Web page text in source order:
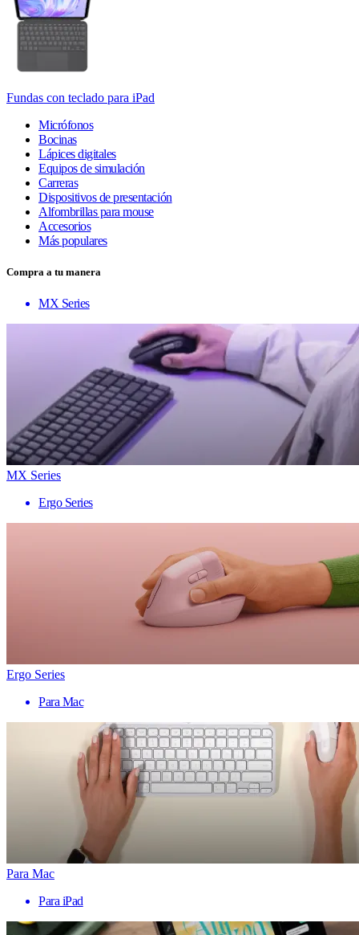
Fundas con teclado para iPad
Micrófonos
Bocinas
Lápices digitales
Equipos de simulación
Carreras
Dispositivos de presentación
Alfombrillas para mouse
Accesorios
Más populares
Compra a tu manera
MX Series
MX Series
Ergo Series
Ergo Series
Para Mac
Para Mac
Para iPad